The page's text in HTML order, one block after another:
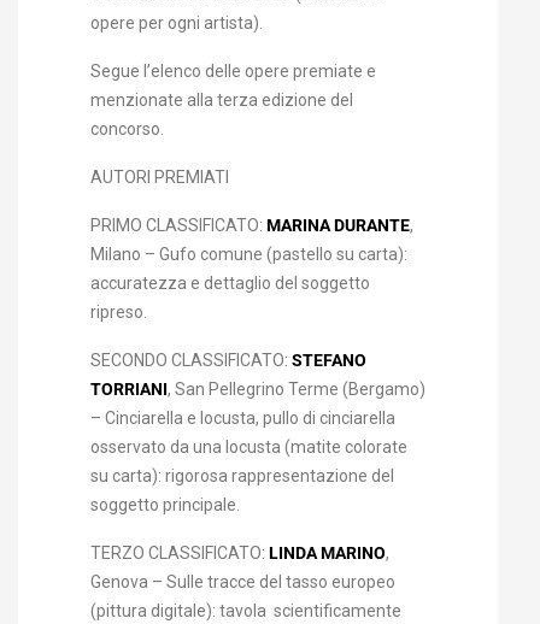
opere per ogni artista).
Segue l’elenco delle opere premiate e
menzionate alla terza edizione del
concorso.
AUTORI PREMIATI
PRIMO CLASSIFICATO: MARINA DURANTE,
Milano – Gufo comune (pastello su carta):
accuratezza e dettaglio del soggetto
ripreso.
SECONDO CLASSIFICATO: STEFANO
TORRIANI, San Pellegrino Terme (Bergamo)
– Cinciarella e locusta, pullo di cinciarella
osservato da una locusta (matite colorate
su carta): rigorosa rappresentazione del
soggetto principale.
TERZO CLASSIFICATO: LINDA MARINO,
Genova – Sulle tracce del tasso europeo
(pittura digitale): tavola scientificamente